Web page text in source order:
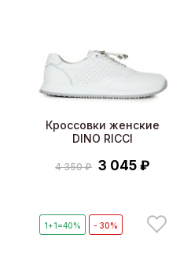
Кроссовки женские
DINO RICCI
4 350 ₽ 3 045 ₽
1+1=40% - 30%